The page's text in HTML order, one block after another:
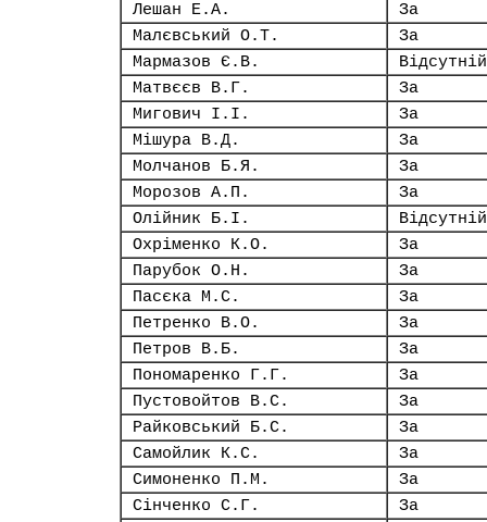
Лешан Е.А.
За
Малєвський О.Т.
За
Мармазов Є.В.
Відсутній
Матвєєв В.Г.
За
Мигович І.І.
За
Мішура В.Д.
За
Молчанов Б.Я.
За
Морозов А.П.
За
Олійник Б.І.
Відсутній
Охріменко К.О.
За
Парубок О.Н.
За
Пасєка М.С.
За
Петренко В.О.
За
Петров В.Б.
За
Пономаренко Г.Г.
За
Пустовойтов В.С.
За
Райковський Б.С.
За
Самойлик К.С.
За
Симоненко П.М.
За
Сінченко С.Г.
За